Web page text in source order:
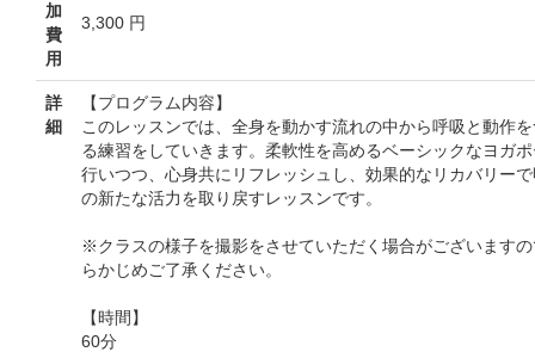
加
費
用
3,300 円
詳
細
【プログラム内容】
このレッスンでは、全身を動かす流れの中から呼吸と動作
る練習をしていきます。柔軟性を高めるベーシックなヨガ
行いつつ、心身共にリフレッシュし、効果的なリカバリー
の新たな活力を取り戻すレッスンです。
※クラスの様子を撮影をさせていただく場合がございます
らかじめご了承ください。
【時間】
60分